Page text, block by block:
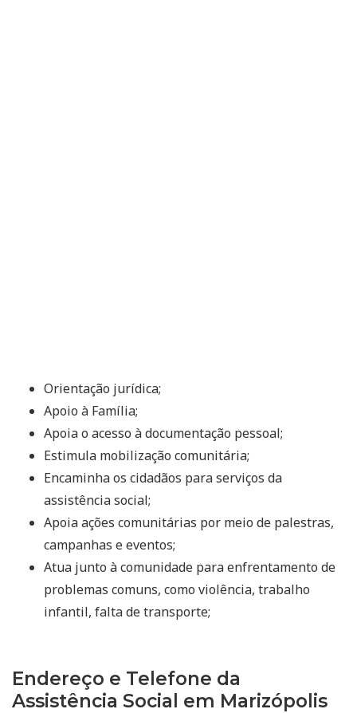
Orientação jurídica;
Apoio à Família;
Apoia o acesso à documentação pessoal;
Estimula mobilização comunitária;
Encaminha os cidadãos para serviços da
assistência social;
Apoia ações comunitárias por meio de palestras,
campanhas e eventos;
Atua junto à comunidade para enfrentamento de
problemas comuns, como violência, trabalho
infantil, falta de transporte;
Endereço e Telefone da
Assistência Social em Marizópolis